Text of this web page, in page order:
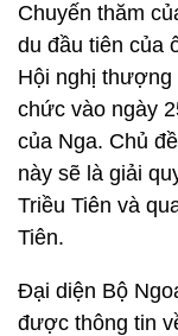
Chuyến thăm
du đầu tiên của
Hội nghị thượng
chức vào ngày
của Nga. Chủ
này sẽ là giải
Triều Tiên và
Tiên.
Đại diện Bộ
được thông tin